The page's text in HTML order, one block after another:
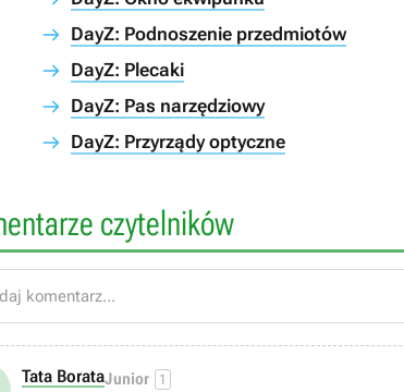
DayZ: Podnoszenie przedmiotów
DayZ: Plecaki
DayZ: Pas narzędziowy
DayZ: Przyrządy optyczne
czytelników
komentarz...
Tata BorataJunior 1